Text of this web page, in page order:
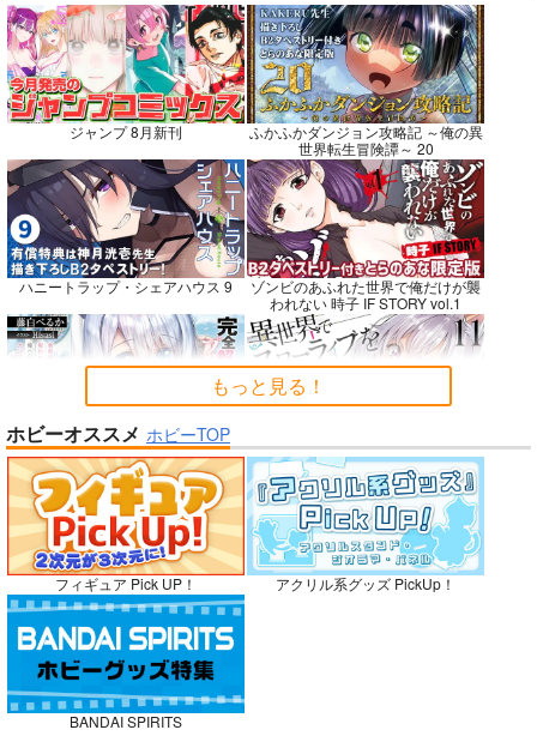
Fresh＆Smooth
ロイヤルマウンテン
770円（税込）
オリジナル
カート
嫌な顔されながらおパ
ンツ見せてもらいたい
本14
アニマルマシーン
787円（税込）
オリジナル
カート
FETISH ACADEMY
ロイヤルマウンテン
770円（税込）
オリジナル
青山 澄香
カート
No.10
ジャンプ 8月新刊
ふかふかダンジョン攻略記 ～俺の異
世界転生冒険譚～ 20
ハニートラップ・シェアハウス 9
ゾンビのあふれた世界で俺だけが襲
われない 時子 IF STORY vol.1
完全解呪のプリースト 2
嫁候補、うちに住むらしい。 #古民
家・美少女3人・耳付き幼馴染
禁断で禁断じゃないちょっと禁断な
義兄妹ラブコメは未遂えっちから始
もっと見る！
ホビーオススメ ホビーTOP
フィギュア Pick UP！ アクリル系グッズ PickUp！
BANDAI SPIRITS